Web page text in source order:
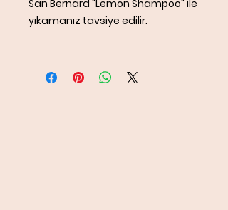
San Bernard "Lemon Shampoo" ile
yıkamanız tavsiye edilir.